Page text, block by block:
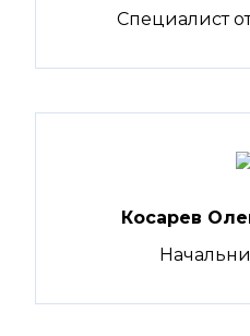
Cпециалист
Косарев